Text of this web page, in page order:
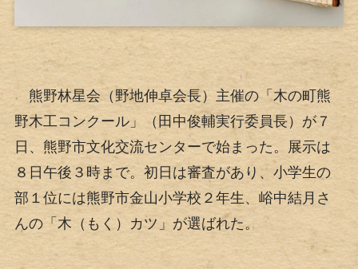
熊野林星会（野地伸卓会長）主催の「木の町熊
野木工コンクール」（田中俊輔実行委員長）が７
日、熊野市文化交流センターで始まった。展示は
８日午後３時まで。初日は審査があり、小学生の
部１位には熊野市金山小学校２年生、峪中結月さ
んの「木（もく）カツ」が選ばれた。